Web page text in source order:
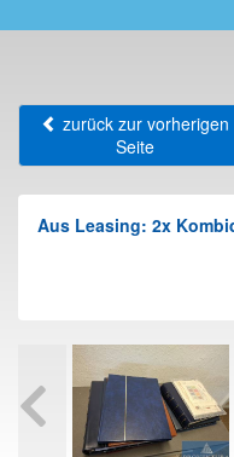
zurück zur vorherigen
Seite
Aus Leasing: 2x